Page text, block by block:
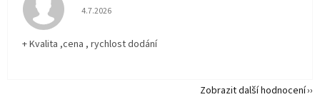
Hodnocení obchodu je 5 z 5 hvězdiček.
4.7.2026
+ Kvalita ,cena , rychlost dodání
Zobrazit další hodnocení